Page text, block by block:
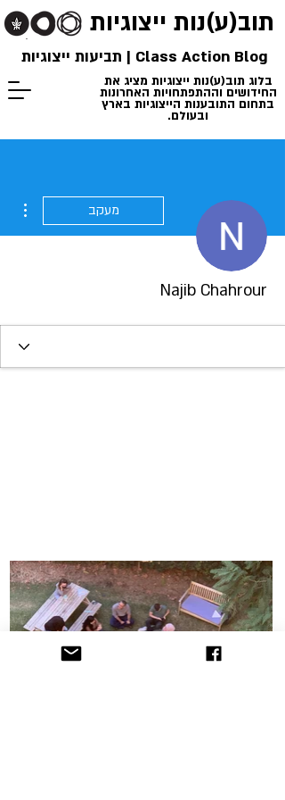
תוב(ע)נות ייצוגיות
בלוג תוב(ע)נות ייצוגיות מציג את
החידושים וההתפתחויות האחרונות
בתחום התובענות הייצוגיות בארץ
ובעולם.
Class Action Blog | תביעות ייצוגיות
מעקב
Najib Chahrour